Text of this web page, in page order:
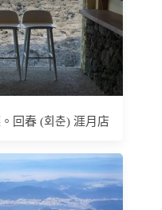
回春 (회춘) 涯月店